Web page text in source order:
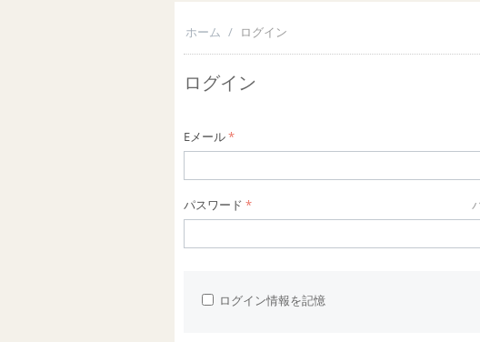
ホーム / ログイン
ログイン
Eメール
パスワード
ログイン情報を記憶